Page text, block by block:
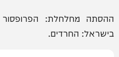
ההסתה מחלחלת:
בישראל: החרדים.